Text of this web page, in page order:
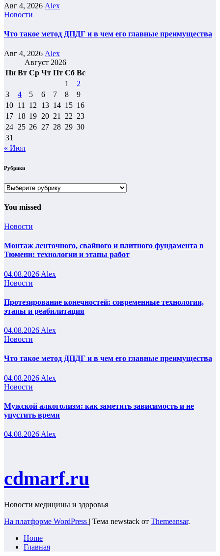
Авг 4, 2026 Alex
Новости
Что такое метод ДПДГ и в чем его главные преимущества
Авг 4, 2026 Alex
Август 2026
Пн Вт Ср Чт Пт Сб Вс
1
2
3
4 5 6 7 8
9
10 11 12 13 14 15 16
17 18 19 20 21 22 23
24 25 26 27 28 29 30
31
« Июл
Рубрики
Рубрики
You missed
Новости
Монтаж ленточного, свайного и плитного фундамента в
Тюмени: технологии и этапы работ
04.08.2026 Alex
Новости
Протезирование конечностей: современные технологии,
этапы и реабилитация
04.08.2026 Alex
Новости
Что такое метод ДПДГ и в чем его главные преимущества
04.08.2026 Alex
Новости
Мужской алкоголизм: как заметить зависимость и не
упустить время
04.08.2026 Alex
cdmarf.ru
Новости медицины и здоровья
На платформе WordPress | Тема newstack от Themeansar.
Home
Главная